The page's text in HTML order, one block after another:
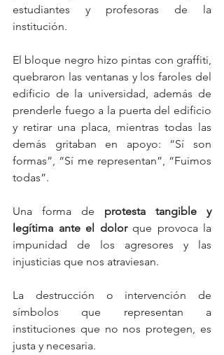
estudiantes y profesoras de la
institución.
El bloque negro hizo pintas con graffiti,
quebraron las ventanas y los faroles del
edificio de la universidad, además de
prenderle fuego a la puerta del edificio
y retirar una placa, mientras todas las
demás gritaban en apoyo: “Sí son
formas”, “Sí me representan”, “Fuimos
todas”.
Una forma de protesta tangible y
legítima ante el dolor que provoca la
impunidad de los agresores y las
injusticias que nos atraviesan.
La destrucción o intervención de
símbolos que representan a
instituciones que no nos protegen, es
justa y necesaria.